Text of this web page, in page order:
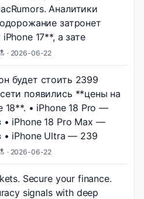
Аналитики
затронет
17**, а зате
·2026-06-22
будет стоить 2399
появились **цены на
18**. • iPhone 18 Pro —
• iPhone 18 Pro Max —
• iPhone Ultra — 239
·2026-06-22
Secure your finance.
signals with deep